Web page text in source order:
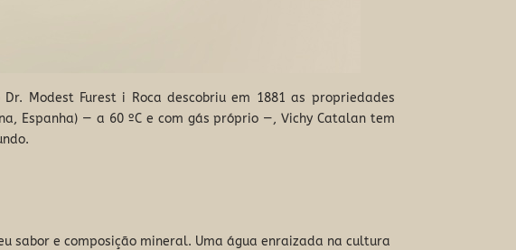
Modest Furest i Roca descobriu em 1881 as propriedades
Espanha) — a 60 ºC e com gás próprio —, Vichy Catalan tem
sabor e composição mineral. Uma água enraizada na cultura